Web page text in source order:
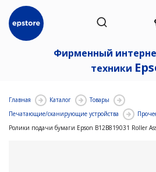
Фирменный
техники
Главная Каталог
Товары
Печатающие/сканирующие устройства
Ролики подачи бумаги Epson B12B819031 Roller